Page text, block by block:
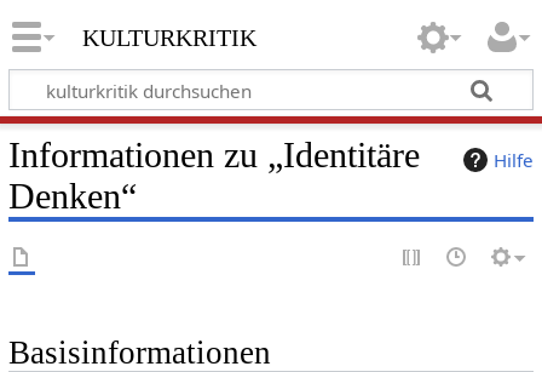
kulturkritik
Hilfe
Informationen zu „Identitäre
Denken“
Basisinformationen